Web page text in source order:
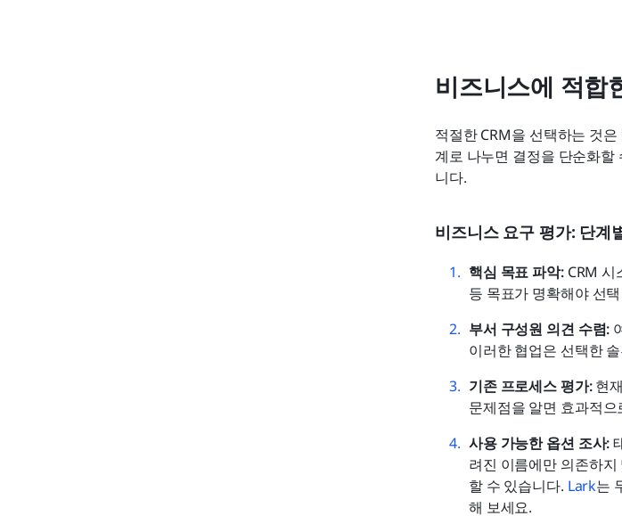
비즈니스에 적합
적절한 CRM을 선택하는 것
계로 나누면 결정을 단순화할
니다.
비즈니스 요구 평가: 단계
핵심 목표 파악: CRM 시
등 목표가 명확해야 선
부서 구성원 의견 수렴:
이러한 협업은 선택한
기존 프로세스 평가: 현
문제점을 알면 효과적
사용 가능한 옵션 조사:
려진 이름에만 의존하
할 수 있습니다. Lark는
해 보세요.